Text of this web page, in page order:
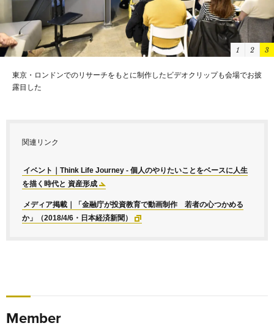
渋谷100BANCHを舞台に若者の資産形成について考えるイベントを開催
1 2 3
関連リンク
イベント｜Think Life Journey - 個人のやりたいことをベースに人生
を描く時代と 資産形成
メディア掲載｜「金融庁が投資教育で動画制作 若者の心つかめる
か」（2018/4/6・日本経済新聞）
Member